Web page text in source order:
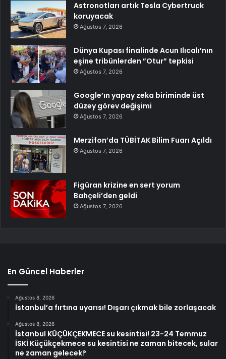
Astronotları artık Tesla Cybertruck
koruyacak
Ağustos 7, 2026
Dünya Kupası finalinde Acun Ilıcalı’nın
eşine tribünlerden ”Otur” tepkisi
Ağustos 7, 2026
Google’ın yapay zeka biriminde üst
düzey görev değişimi
Ağustos 7, 2026
Merzifon’da TÜBİTAK Bilim Fuarı Açıldı
Ağustos 7, 2026
Figüran krizine en sert yorum
Bahçeli’den geldi
Ağustos 7, 2026
En Güncel Haberler
Ağustos 8, 2026
İstanbul’a fırtına uyarısı! Dışarı çıkmak bile zorlaşacak
Ağustos 8, 2026
İstanbul KÜÇÜKÇEKMECE su kesintisi! 23-24 Temmuz
İSKİ Küçükçekmece su kesintisi ne zaman bitecek, sular
ne zaman gelecek?